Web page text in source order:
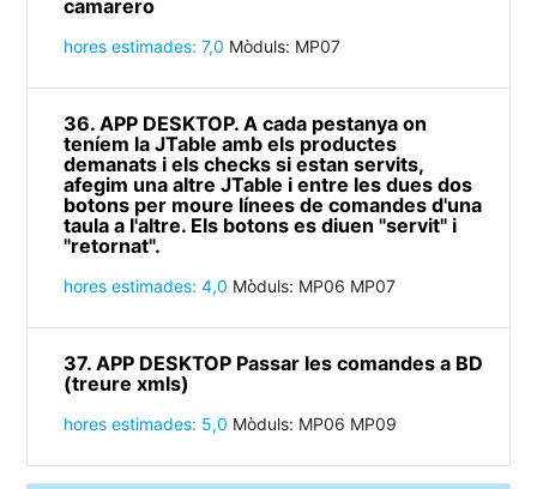
camarero
hores estimades: 7,0 Mòduls: MP07
36. APP DESKTOP. A cada pestanya on
teníem la JTable amb els productes
demanats i els checks si estan servits,
afegim una altre JTable i entre les dues dos
botons per moure línees de comandes d'una
taula a l'altre. Els botons es diuen "servit" i
"retornat".
hores estimades: 4,0 Mòduls: MP06 MP07
37. APP DESKTOP Passar les comandes a BD
(treure xmls)
hores estimades: 5,0 Mòduls: MP06 MP09